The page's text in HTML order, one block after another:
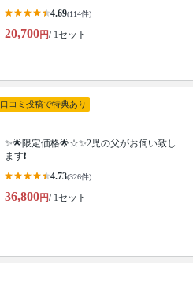
4.69(114件)
20,700円/ 1セット
口コミ投稿で特典あり
✨🌟限定価格🌟☆✨2児の父がお伺い致し
ます❗️
4.73(326件)
36,800円/ 1セット